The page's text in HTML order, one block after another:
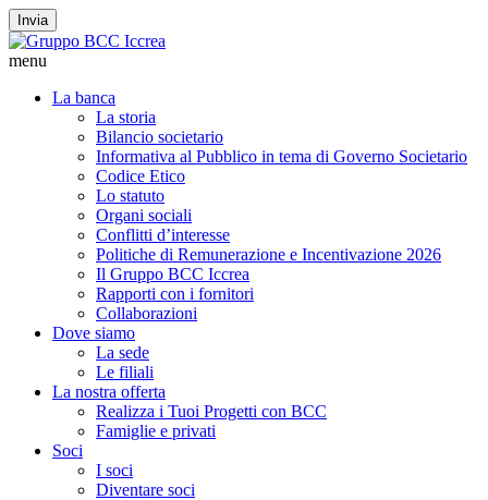
Invia
menu
La banca
La storia
Bilancio societario
Informativa al Pubblico in tema di Governo Societario
Codice Etico
Lo statuto
Organi sociali
Conflitti d’interesse
Politiche di Remunerazione e Incentivazione 2026
Il Gruppo BCC Iccrea
Rapporti con i fornitori
Collaborazioni
Dove siamo
La sede
Le filiali
La nostra offerta
Realizza i Tuoi Progetti con BCC
Famiglie e privati
Soci
I soci
Diventare soci